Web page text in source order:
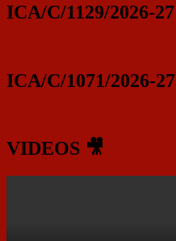
ICA/C/1129/2026-27
ICA/C/1071/2026-27
VIDEOS 🎥